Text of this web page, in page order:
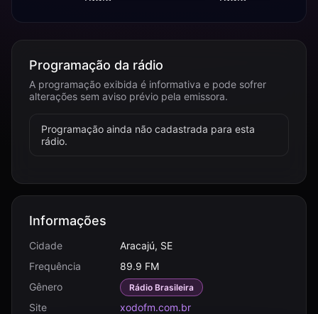
Programação da rádio
A programação exibida é informativa e pode sofrer
alterações sem aviso prévio pela emissora.
Programação ainda não cadastrada para esta
rádio.
Informações
Cidade
Aracajú, SE
Frequência
89.9 FM
Gênero
Rádio Brasileira
Site
xodofm.com.br